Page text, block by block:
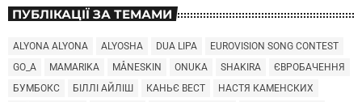
ПУБЛІКАЦІЇ ЗА ТЕМАМИ
ALYONA ALYONA ALYOSHA DUA LIPA
EUROVISION SONG CONTEST
GO_A
MAMARIKA MÅNESKIN ONUKA SHAKIRA
ЄВРОБАЧЕННЯ
БУМБОКС
БІЛЛІ АЙЛІШ КАНЬЄ ВЕСТ
НАСТЯ КАМЕНСКИХ